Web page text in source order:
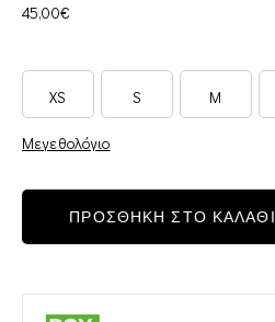
45,00€
XS S M
Μεγεθολόγιο
ΠΡΟΣΘΗΚΗ ΣΤΟ ΚΑΛΑΘΙ